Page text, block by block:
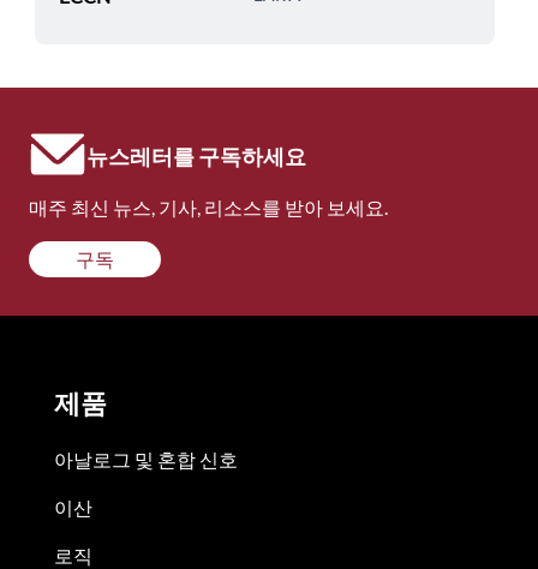
뉴스레터를 구독하세요
매주 최신 뉴스, 기사, 리소스를 받아 보세요.
구독
제품
아날로그 및 혼합 신호
이산
로직